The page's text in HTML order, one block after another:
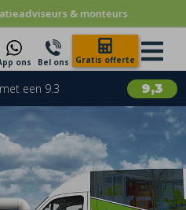
& monteurs
ons Bel ons Gratis offerte
9,3
een 9.3